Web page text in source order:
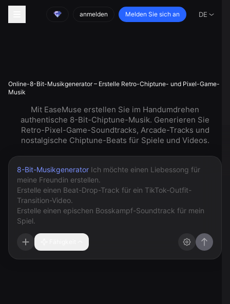
anmelden Melden Sie sich an DE
Online-8-Bit-Musikgenerator – Erstelle Retro-Chiptune- und Pixel-Game-
Musik
Mit EaseMuse erstellen Sie im Handumdrehen
authentische 8-Bit-Chiptune-Musik. Generieren Sie
Retro-Pixel-Game-Soundtracks, Arcade-Tracks und
nostalgische Chiptune-Beats für Spiele und Videos.
8-Bit-Musikgenerator